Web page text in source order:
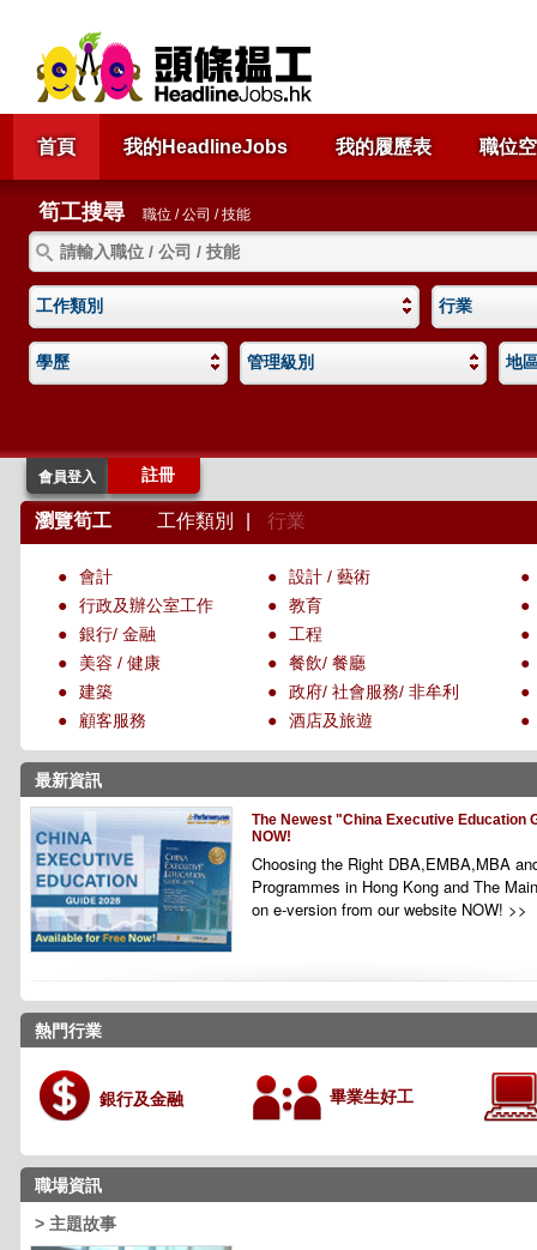
首頁 我的HeadlineJobs 我的履歷表 職位
筍工搜尋 職位 / 公司 / 技能
工作類別 行業
學歷 管理級別 地
會員登入 註冊
瀏覽筍工 工作類別 行業
●
會計
●
行政及辦公室工作
●
銀行/ 金融
●
美容 / 健康
●
建築
●
顧客服務
●
設計 / 藝術
●
教育
●
工程
●
餐飲/ 餐廳
●
政府/ 社會服務/ 非牟利
●
酒店及旅遊
●
●
●
●
●
●
最新資訊
The Newest "China Executive Education
NOW!
Choosing the Right DBA,EMBA,MBA
Programmes in Hong Kong and The
on e-version from our website NOW! >>
熱門行業
銀行及金融 畢業生好工
職場資訊
> 主題故事